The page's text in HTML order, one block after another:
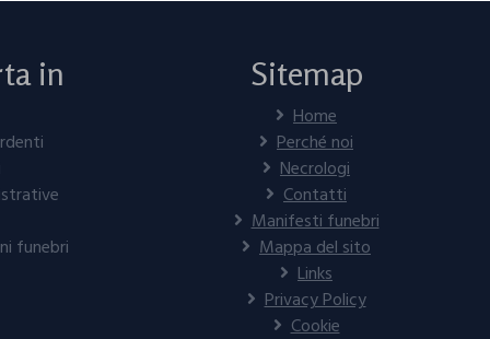
in
funebri
Sitemap
Home
Perché noi
Necrologi
Contatti
Manifesti funebri
Mappa del sito
Links
Privacy Policy
Cookie